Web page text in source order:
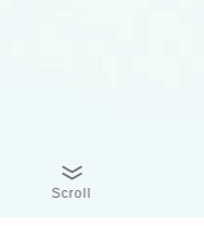
Scroll